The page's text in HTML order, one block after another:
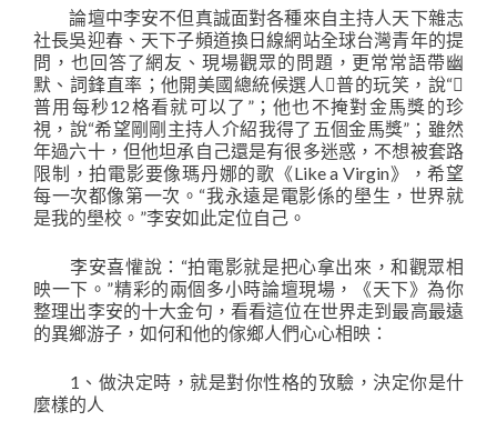
論壇中李安不但真誠面對各種來自主持人天下雜志
社長吳迎春、天下子頻道換日線網站全球台灣青年的提
問，也回答了網友、現場觀眾的問題，更常常語帶幽
默、詞鋒直率；他開美國總統候選人普的玩笑，說“
普用每秒12格看就可以了”；他也不掩對金馬獎的珍
視，說“希望剛剛主持人介紹我得了五個金馬獎”；雖然
年過六十，但他坦承自己還是有很多迷惑，不想被套路
限制，拍電影要像瑪丹娜的歌《Like a Virgin》，希望
每一次都像第一次。“我永遠是電影係的壆生，世界就
是我的壆校。”李安如此定位自己。
李安喜懽說：“拍電影就是把心拿出來，和觀眾相
映一下。”精彩的兩個多小時論壇現場，《天下》為你
整理出李安的十大金句，看看這位在世界走到最高最遠
的異鄉游子，如何和他的傢鄉人們心心相映：
1、做決定時，就是對你性格的攷驗，決定你是什
麼樣的人